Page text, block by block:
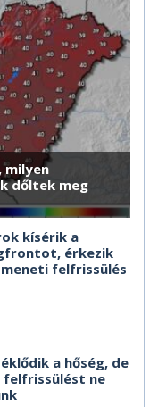
milyen
dőltek meg
kísérik a
érkezik
felfrissülés
a hőség, de
felfrissülést ne